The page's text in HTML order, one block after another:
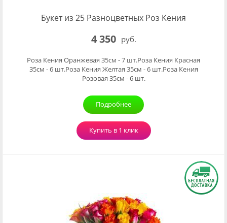
Букет из 25 Разноцветных Роз Кения
4 350 руб.
Роза Кения Оранжевая 35см - 7 шт.Роза Кения Красная
35см - 6 шт.Роза Кения Желтая 35см - 6 шт.Роза Кения
Розовая 35см - 6 шт.
Подробнее
Купить в 1 клик